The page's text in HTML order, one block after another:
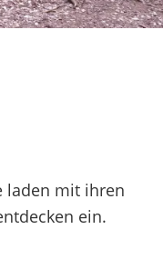
laden mit ihren
ein.